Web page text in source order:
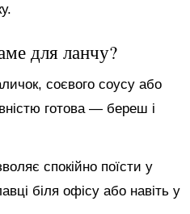
для ланчу?
соєвого соусу або
готова — береш і
спокійно поїсти у
біля офісу або навіть у